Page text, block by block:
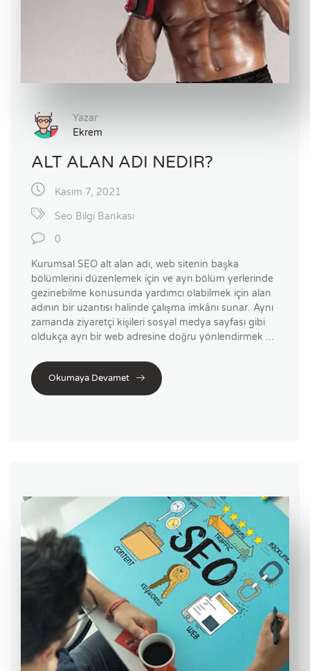
Yazar
Ekrem
ALT ALAN ADI NEDIR?
Kasım 7, 2021
Seo Bilgi Bankası
0
Kurumsal SEO alt alan adı, web sitenin başka
bölümlerini düzenlemek için ve ayrı bölüm yerlerinde
gezinebilme konusunda yardımcı olabilmek için alan
adının bir uzantısı halinde çalışma imkânı sunar. Aynı
zamanda ziyaretçi kişileri sosyal medya sayfası gibi
oldukça ayrı bir web adresine doğru yönlendirmek ...
Okumaya Devamet